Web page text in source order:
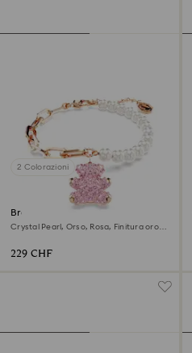
2 Colorazioni
Braccialetto Teddy
Crystal Pearl, Orso, Rosa, Finitura oro
229 CHF